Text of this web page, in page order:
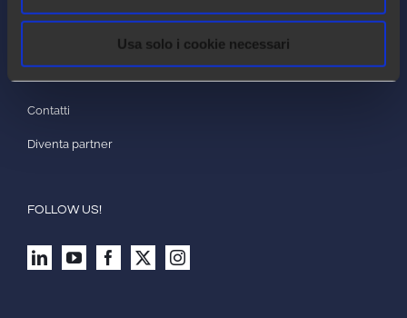
Usa solo i cookie necessari
Lavora con noi
Contatti
Diventa partner
FOLLOW US!